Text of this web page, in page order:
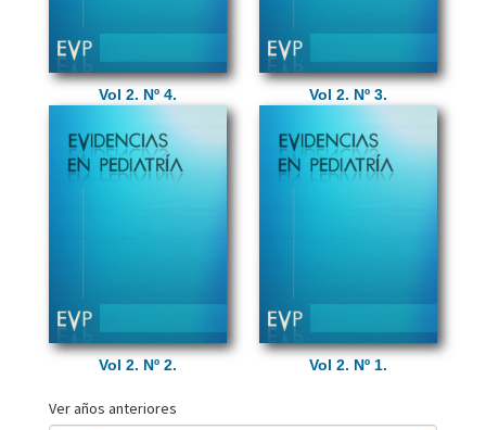
Vol 2. Nº 4. Vol 2. Nº 3.
Vol 2. Nº 2. Vol 2. Nº 1.
Ver años anteriores